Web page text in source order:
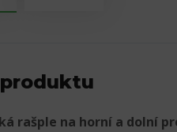
rašple na horní a dolní